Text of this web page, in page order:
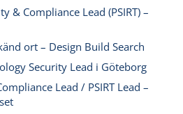
& Compliance Lead (PSIRT) –
ort – Design Build Search
Security Lead i Göteborg
Lead / PSIRT Lead –